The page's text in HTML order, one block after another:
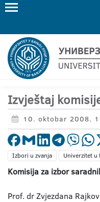
Izvještaj
10. oktobar 2008.
Izbori u zvanja Univerzitet u
Komisija za izbor
Prof. dr Zvjezdana